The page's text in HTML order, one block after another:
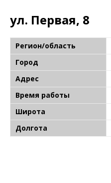
ул. Первая, 8
Регион/область
Город
Адрес
Время работы
Широта
Долгота